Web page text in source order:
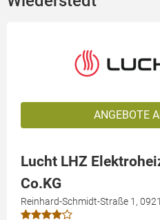
ANGEBOTE
Lucht LHZ
Co.KG
Reinhard-Schmidt-Straße 1,